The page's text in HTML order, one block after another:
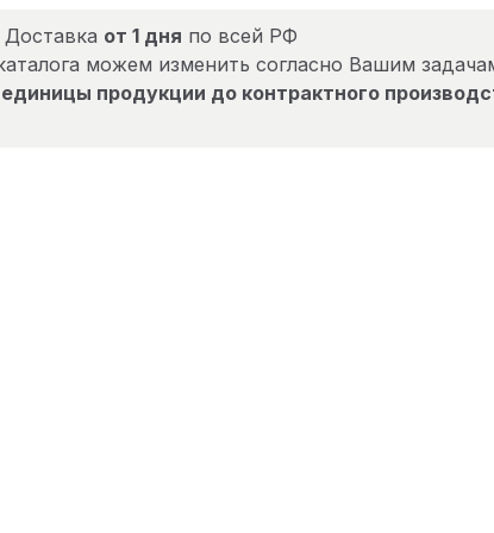
Доставка от 1 дня по всей РФ
можем изменить согласно Вашим
единицы продукции до контрактного